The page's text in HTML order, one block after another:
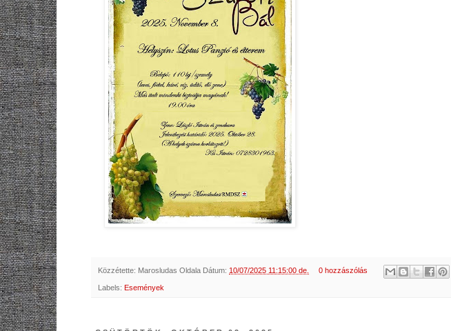
Közzétette: Marosludas Oldala Dátum: 10/07/2025 11:15:00 de. 0 hozzászólás
Labels: Események